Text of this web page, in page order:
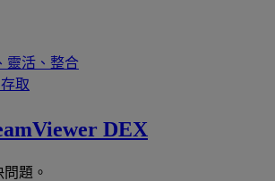
靈活、整合
取
DEX
題。